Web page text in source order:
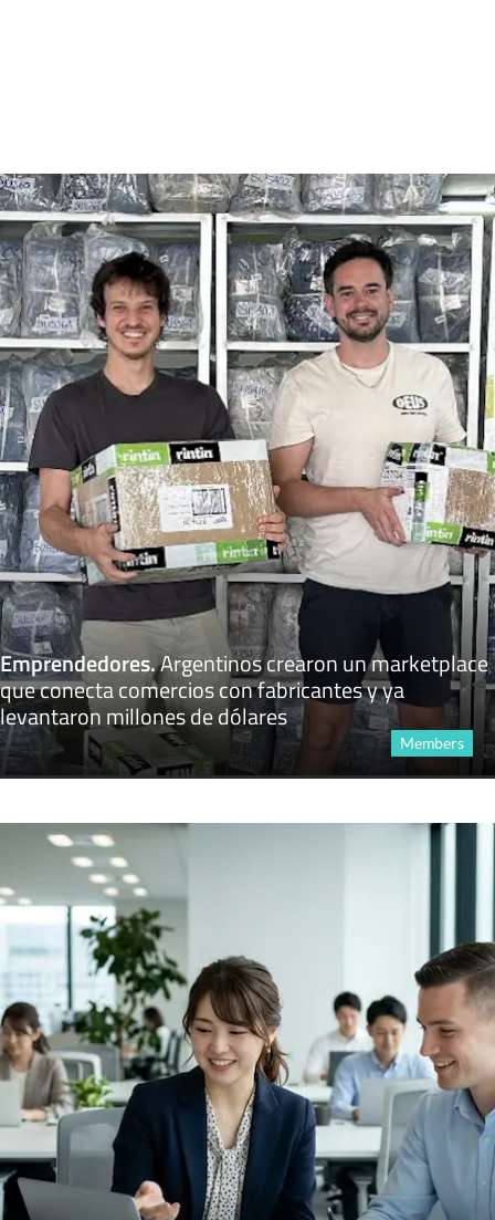
Emprendedores.Argentinos crearon un marketplace
que conecta comercios con fabricantes y ya
levantaron millones de dólares
Members